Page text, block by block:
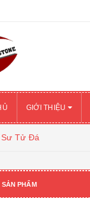
GIỚI THIỆU
Sư Tử Đá
PHẨM